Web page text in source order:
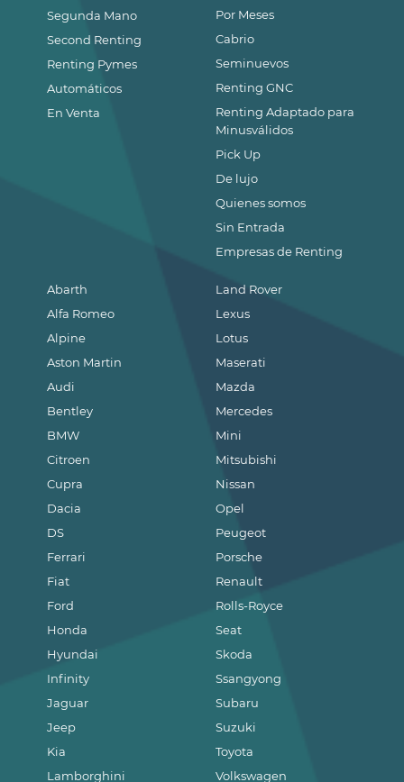
Segunda Mano
Second Renting
Renting Pymes
Automáticos
En Venta
Abarth
Alfa Romeo
Alpine
Aston Martin
Audi
Bentley
BMW
Citroen
Cupra
Dacia
DS
Ferrari
Fiat
Ford
Honda
Hyundai
Infinity
Jaguar
Jeep
Kia
Lamborghini
Land Rover
Lexus
Lotus
Maserati
Mazda
Mercedes
Mini
Mitsubishi
Nissan
Opel
Peugeot
Porsche
Renault
Rolls-Royce
Seat
Skoda
Ssangyong
Subaru
Suzuki
Toyota
Volkswagen
Por Meses
Cabrio
Seminuevos
Renting GNC
Renting Adaptado para
Minusválidos
Pick Up
De lujo
Quienes somos
Sin Entrada
Empresas de Renting